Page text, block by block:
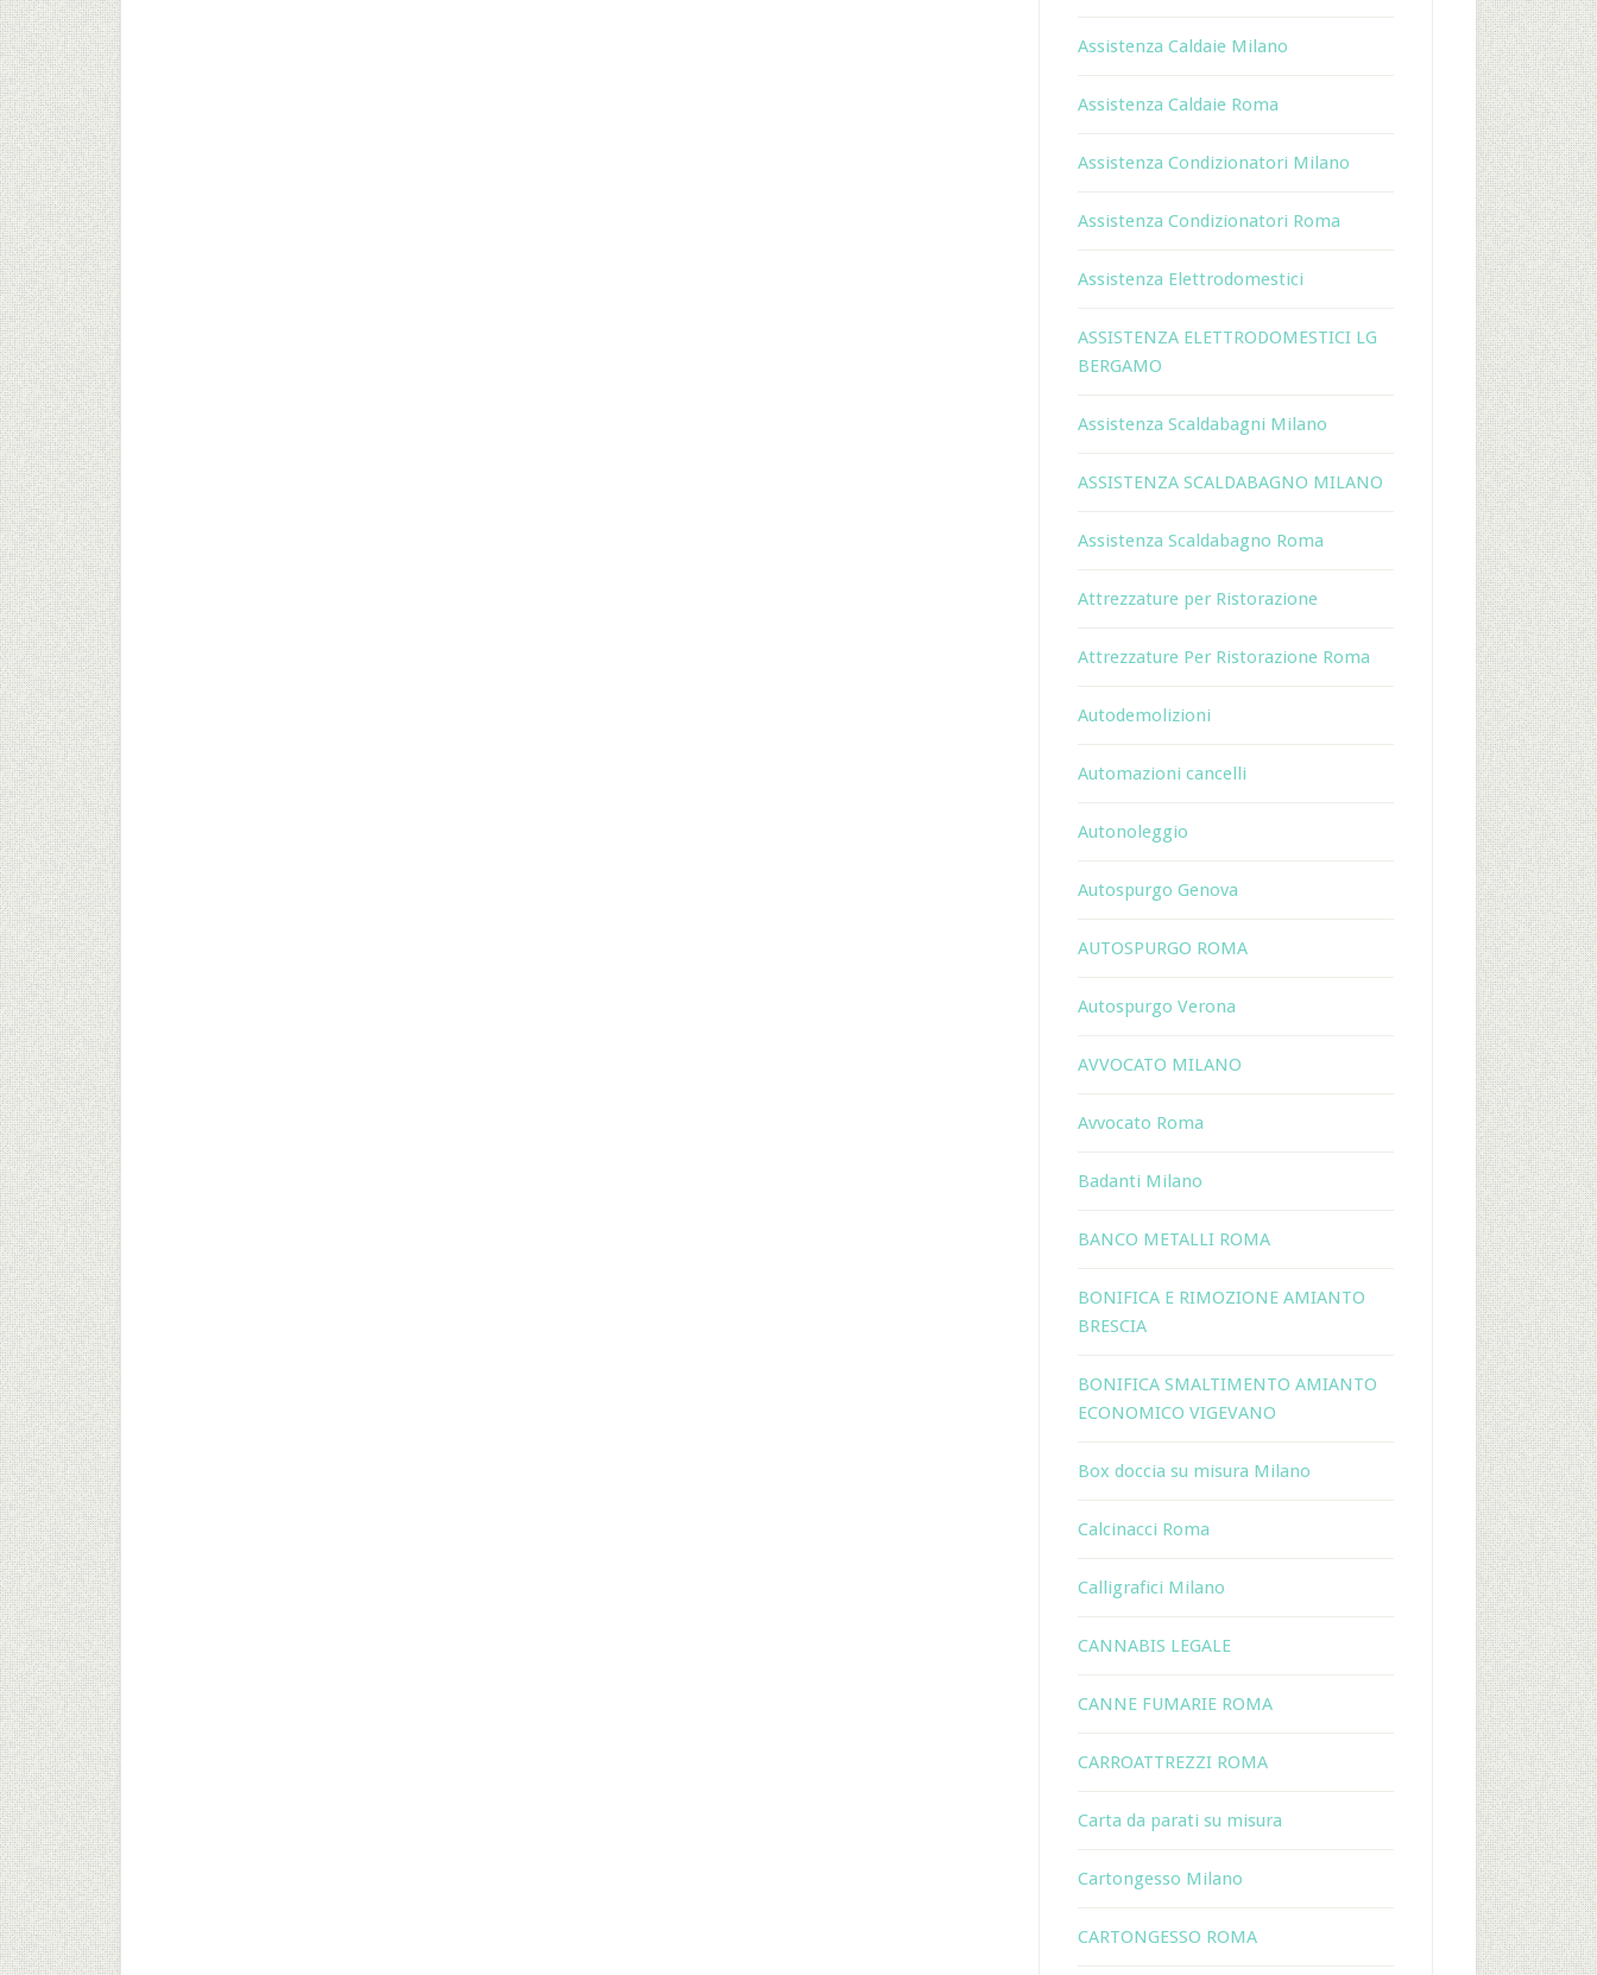
Assistenza Caldaie Milano
Assistenza Caldaie Roma
Assistenza Condizionatori Milano
Assistenza Condizionatori Roma
Assistenza Elettrodomestici
ASSISTENZA ELETTRODOMESTICI LG
BERGAMO
Assistenza Scaldabagni Milano
ASSISTENZA SCALDABAGNO MILANO
Assistenza Scaldabagno Roma
Attrezzature per Ristorazione
Attrezzature Per Ristorazione Roma
Autodemolizioni
Automazioni cancelli
Autonoleggio
Autospurgo Genova
AUTOSPURGO ROMA
Autospurgo Verona
AVVOCATO MILANO
Avvocato Roma
Badanti Milano
BANCO METALLI ROMA
BONIFICA E RIMOZIONE AMIANTO
BRESCIA
BONIFICA SMALTIMENTO AMIANTO
ECONOMICO VIGEVANO
Box doccia su misura Milano
Calcinacci Roma
Calligrafici Milano
CANNABIS LEGALE
CANNE FUMARIE ROMA
CARROATTREZZI ROMA
Carta da parati su misura
Cartongesso Milano
CARTONGESSO ROMA